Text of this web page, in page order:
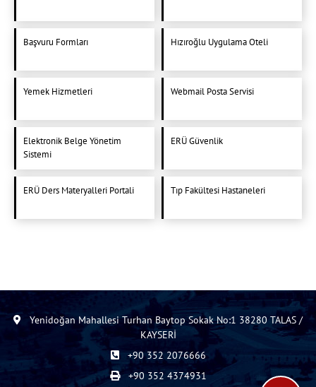
Başvuru Formları Hızıroğlu Uygulama Oteli
Yemek Hizmetleri Webmail Posta Servisi
Elektronik Belge Yönetim
Sistemi
ERÜ Güvenlik
ERÜ Ders Materyalleri Portali Tıp Fakültesi Hastaneleri
Yenidoğan Mahallesi Turhan Baytop Sokak No:1 38280 TALAS /
KAYSERİ
+90 352 2076666
+90 352 4374931